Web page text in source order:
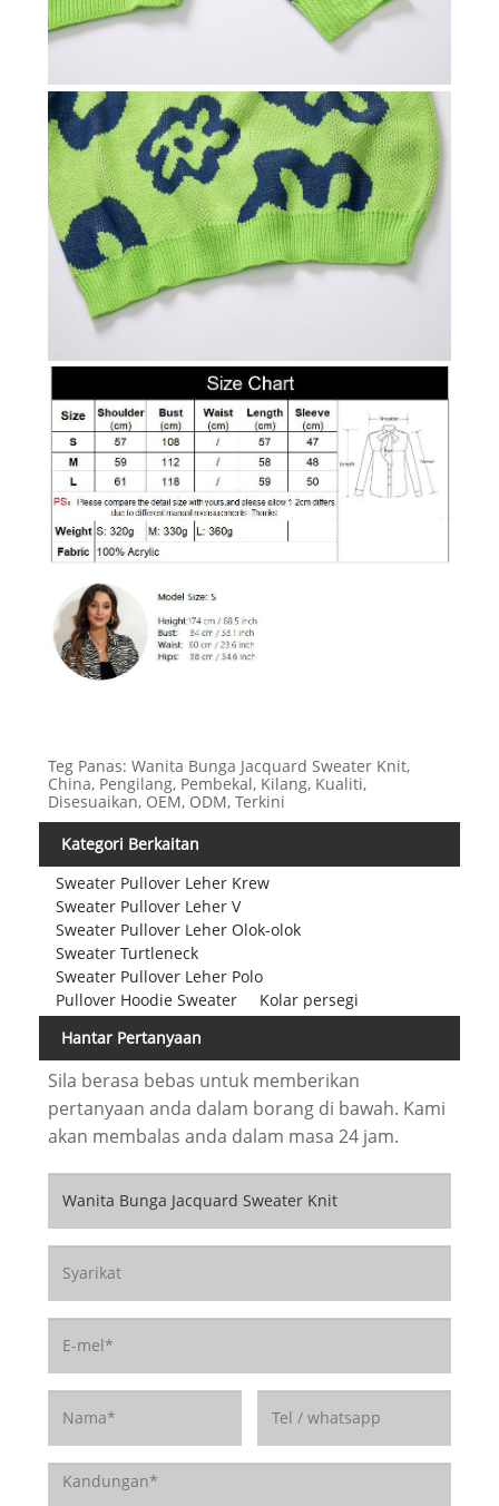
Teg Panas: Wanita Bunga Jacquard Sweater Knit,
China, Pengilang, Pembekal, Kilang, Kualiti,
Disesuaikan, OEM, ODM, Terkini
Kategori Berkaitan
Sweater Pullover Leher Krew
Sweater Pullover Leher V
Sweater Pullover Leher Olok-olok
Sweater Turtleneck
Sweater Pullover Leher Polo
Pullover Hoodie Sweater
Kolar persegi
Hantar Pertanyaan
Sila berasa bebas untuk memberikan
pertanyaan anda dalam borang di bawah. Kami
akan membalas anda dalam masa 24 jam.